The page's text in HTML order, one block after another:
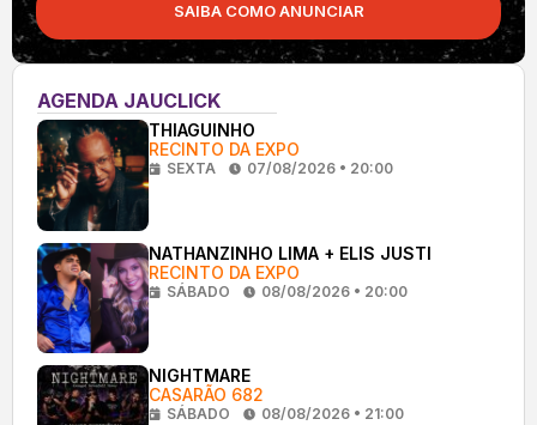
SAIBA COMO ANUNCIAR
AGENDA JAUCLICK
THIAGUINHO
RECINTO DA EXPO
SEXTA 07/08/2026 • 20:00
NATHANZINHO LIMA + ELIS JUSTI
RECINTO DA EXPO
SÁBADO 08/08/2026 • 20:00
NIGHTMARE
CASARÃO 682
SÁBADO 08/08/2026 • 21:00